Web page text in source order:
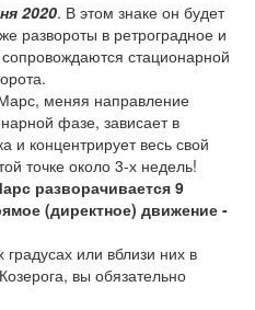
2020. В этом знаке он будет
развороты в ретроградное и
стационарной
меняя направление
фазе, зависает в
и концентрирует весь свой
точке около 3-х недель!
разворачивается 9
(директное) движение -
градусах или вблизи них в
вы обязательно